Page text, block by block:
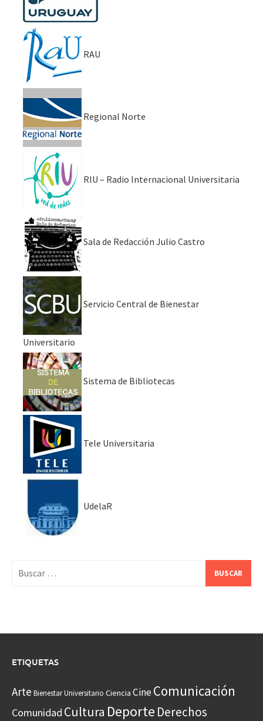
RAU
Regional Norte
RIU – Radio Internacional Universitaria
Sala de Redacción Julio Castro
Servicio Central de Bienestar
Universitario
Sistema de Bibliotecas
Tele Universitaria
UdelaR
ETIQUETAS
Arte Bienestar Universitario Ciencia CineComunicación
Comunidad Cultura Deporte Derechos